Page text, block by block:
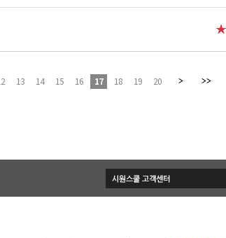
13 14 15 16 17 18 19 20